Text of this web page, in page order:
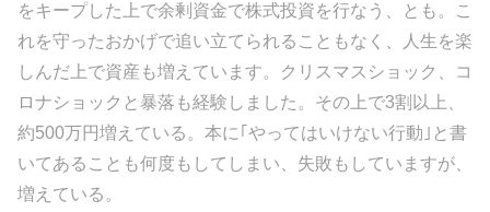
をキープした上で余剰資金で株式投資を行なう、とも。こ
れを守ったおかげで追い立てられることもなく、人生を楽
しんだ上で資産も増えています。クリスマスショック、コ
ロナショックと暴落も経験しました。その上で3割以上、
約500万円増えている。本に｢やってはいけない行動｣と書
いてあることも何度もしてしまい、失敗もしていますが、
増えている。